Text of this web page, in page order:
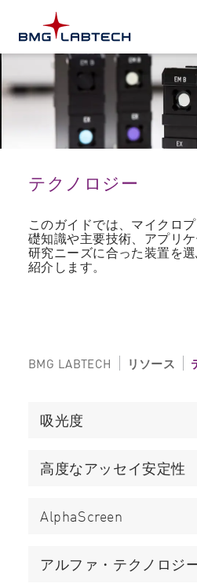
マイクロプレートリーダ
パートナー
研究分野
リソース
テクノロジー
このガイドでは、マイクロ
礎知識や主要技術、アプリケ
研究ニーズに合った装置を
紹介します。
BMG LABTECH リソース
吸光度
高度なアッセイ安定性
AlphaScreen
アルファ・テクノロジ